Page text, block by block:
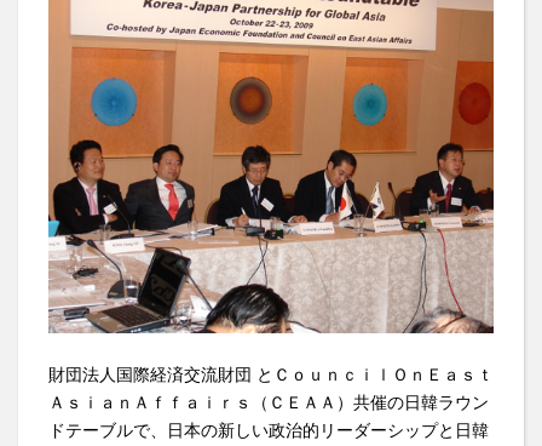
財団法人国際経済交流財団 とＣｏｕｎｃｉｌＯｎＥａｓｔ
ＡｓｉａｎＡｆｆａｉｒｓ（ＣＥＡＡ）共催の日韓ラウン
ドテーブルで、日本の新しい政治的リーダーシップと日韓